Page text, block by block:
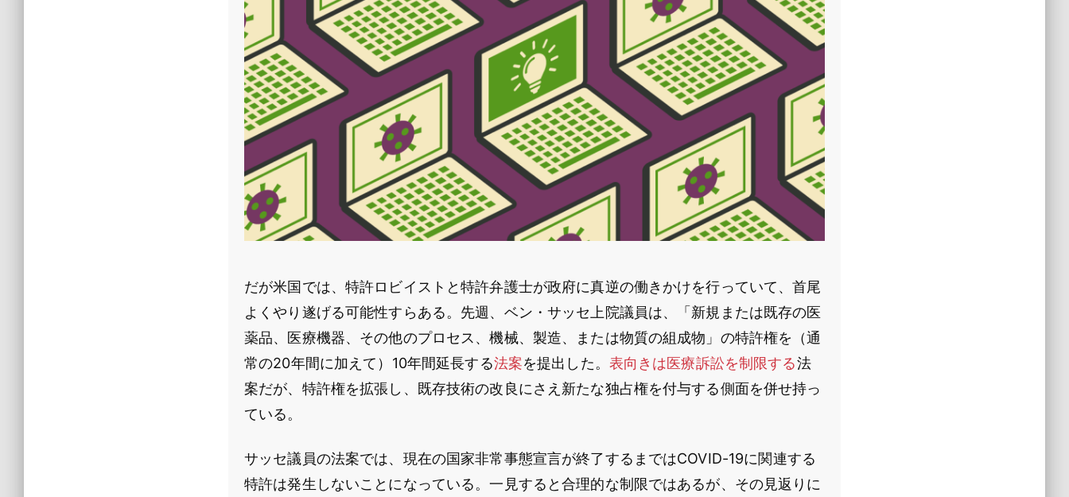
だが米国では、特許ロビイストと特許弁護士が政府に真逆の働きかけを行っていて、首尾
よくやり遂げる可能性すらある。先週、ベン・サッセ上院議員は、「新規または既存の医
薬品、医療機器、その他のプロセス、機械、製造、または物質の組成物」の特許権を（通
常の20年間に加えて）10年間延長する法案を提出した。 表向きは医療訴訟を制限する法
案だが、特許権を拡張し、既存技術の改良にさえ新たな独占権を付与する側面を併せ持っ
ている。
サッセ議員の法案では、現在の国家非常事態宣言が終了するまではCOVID-19に関連する
特許は発生しないことになっている。一見すると合理的な制限ではあるが、その見返りに